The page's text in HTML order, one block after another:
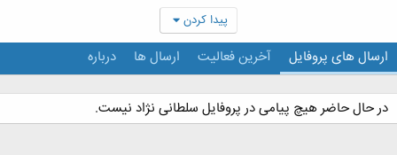
پیدا کردن
ارسال های پروفایل آخرین فعالیت ارسال ها درباره
در حال حاضر هیچ پیامی در پروفایل سلطانی نژاد نیست.